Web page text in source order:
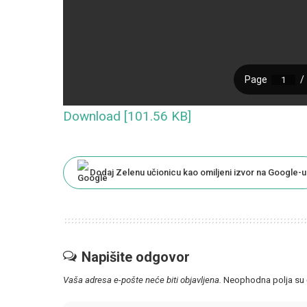
Download [101.56 KB]
Dodaj Zelenu učionicu kao omiljeni izvor na Google-u
Napišite odgovor
Vaša adresa e-pošte neće biti objavljena. Neophodna polja su